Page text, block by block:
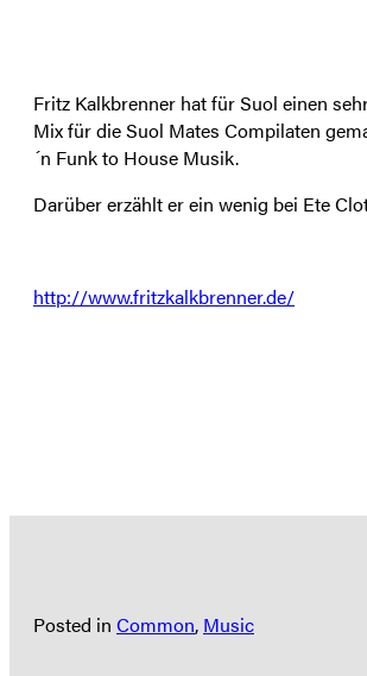
Fritz Kalkbrenner hat für Suol einen
Mix für die Suol Mates Compilaten
´n Funk to House Musik.
Darüber erzählt er ein wenig bei Ete
http://www.fritzkalkbrenner.de/
Posted in Common, Music